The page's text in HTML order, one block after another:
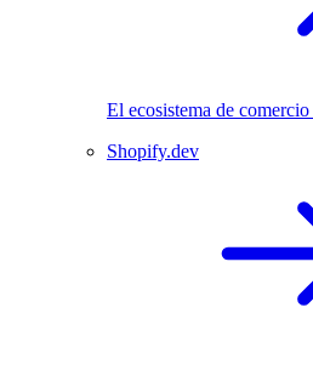
El ecosistema de
Shopify.dev